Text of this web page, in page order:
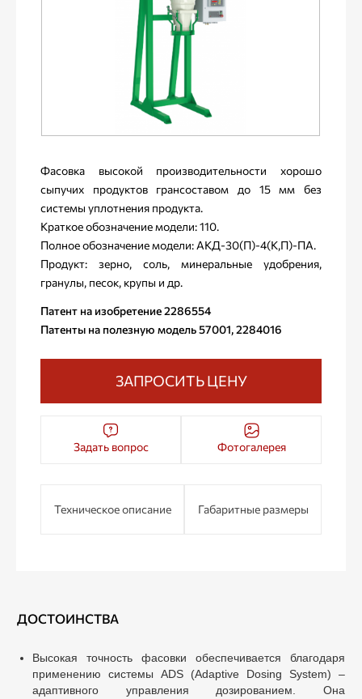
Фасовка высокой производительности хорошо
сыпучих продуктов грансоставом до 15 мм без
системы уплотнения продукта.
Краткое обозначение модели: 110.
Полное обозначение модели: АКД-30(П)-4(К,П)-ПА.
Продукт: зерно, соль, минеральные удобрения,
гранулы, песок, крупы и др.
Патент на изобретение 2286554
Патенты на полезную модель 57001, 2284016
Задать вопрос Фотогалерея
ЗАПРОСИТЬ ЦЕНУ
Техническое описание Габаритные размеры
ДОСТОИНСТВА
Высокая точность фасовки обеспечивается благодаря
применению системы ADS (Adaptive Dosing System) –
адаптивного управления дозированием. Она